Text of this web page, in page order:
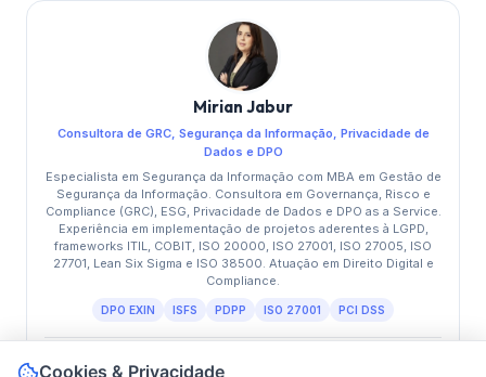
Mirian Jabur
Consultora de GRC, Segurança da Informação, Privacidade de
Dados e DPO
Especialista em Segurança da Informação com MBA em Gestão de
Segurança da Informação. Consultora em Governança, Risco e
Compliance (GRC), ESG, Privacidade de Dados e DPO as a Service.
Experiência em implementação de projetos aderentes à LGPD,
frameworks ITIL, COBIT, ISO 20000, ISO 27001, ISO 27005, ISO
27701, Lean Six Sigma e ISO 38500. Atuação em Direito Digital e
Compliance.
DPO EXIN ISFS PDPP ISO 27001 PCI DSS
Módulos: Compliance no Ambiente de TI · Auditoria de
Cookies & Privacidade